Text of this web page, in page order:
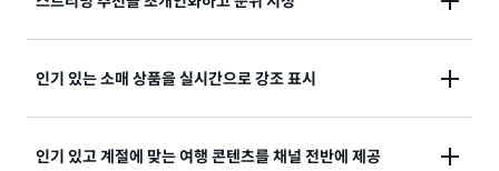
수 있도록 지원할 수 습니다.
고객이 시청할 가능성이 가장 높은 항목에 맞게 영화,
인기 있는 소매 상품을 실시간으로 강조 표시
비슷한 쇼핑객에게 인기 급상승 소매 제품을 추천합니
인기 있고 계절에 맞는 여행 콘텐츠를 채널 전반에 제공